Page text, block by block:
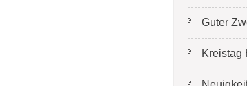
Guter
Kreistag